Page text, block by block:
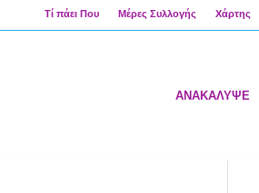
Τί πάει Που Μέρες Συλλογής Χάρτης
ΑΝΑΚΑΛΥΨΕ